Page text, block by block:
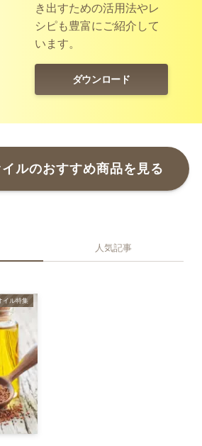
き出すための活用法やレ
シピも豊富にご紹介して
います。
ダウンロード
ルのおすすめ商品を見る
人気記事
イル特集